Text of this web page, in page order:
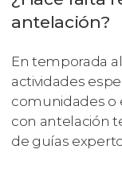
antelación?
En temporada
actividades
comunidades o
con antelación
de guías